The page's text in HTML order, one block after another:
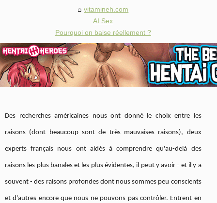
vitamineh.com
AI Sex
Pourquoi on baise réellement ?
Des recherches américaines nous ont donné le choix entre les
raisons (dont beaucoup sont de très mauvaises raisons), deux
experts français nous ont aidés à comprendre qu'au-delà des
raisons les plus banales et les plus évidentes, il peut y avoir - et il y a
souvent - des raisons profondes dont nous sommes peu conscients
et d'autres encore que nous ne pouvons pas contrôler. Entrent en